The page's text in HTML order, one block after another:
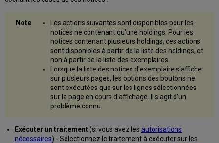
Les actions suivantes sont disponibles pour les
notices ne contenant qu'une holdings. Pour les
notices contenant plusieurs holdings, ces actions
sont disponibles à partir de la liste des holdings, et
non à partir de la liste des exemplaires.
Lorsque la liste des notices d'exemplaire s'affiche
sur plusieurs pages, les options des boutons ne
sont exécutées que sur les lignes sélectionnées
sur la page en cours d'affichage. Il s'agit d'un
problème connu.
Exécuter un traitement(si vous avez les autorisations
nécessaires) - Sélectionnez le traitement à exécuter sur les